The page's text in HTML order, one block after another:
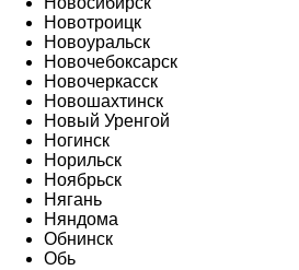
Новотроицк
Новоуральск
Новочебоксарск
Новочеркасск
Новошахтинск
Новый Уренгой
Ногинск
Норильск
Ноябрьск
Нягань
Няндома
Обнинск
Обь